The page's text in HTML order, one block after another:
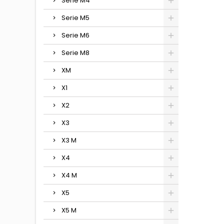
Serie M5
Serie M6
Serie M8
XM
X1
X2
X3
X3 M
X4
X4 M
X5
X5 M